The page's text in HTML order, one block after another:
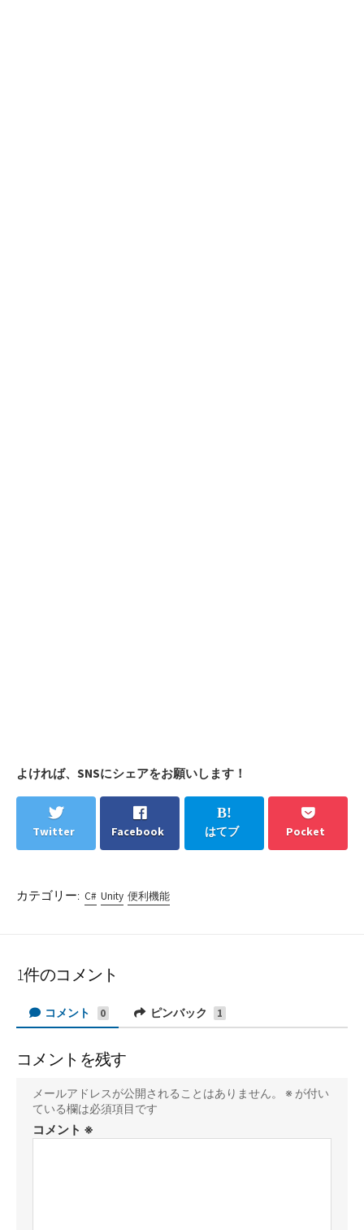
よければ、SNSにシェアをお願いします！
Twitter Facebook はてブ Pocket
カテゴリー: C# Unity 便利機能
1件のコメント
コメント 0 ピンバック 1
コメントを残す
メールアドレスが公開されることはありません。 ※ が付い
ている欄は必須項目です
コメント ※